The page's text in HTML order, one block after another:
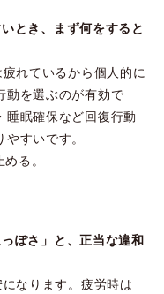
とき、まず何をすると
れているから個人的に
動を選ぶのが有効で
睡眠確保など回復行動
すいです。
る。
ぽさ」と、正当な違和
なります。疲労時は